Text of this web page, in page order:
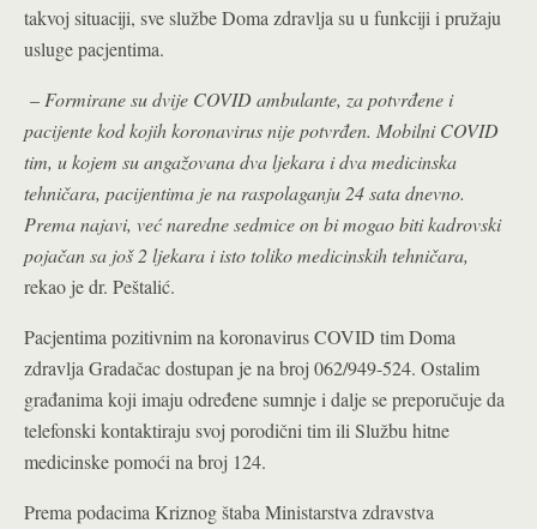
takvoj situaciji, sve službe Doma zdravlja su u funkciji i pružaju
usluge pacjentima.
– Formirane su dvije COVID ambulante, za potvrđene i
pacijente kod kojih koronavirus nije potvrđen. Mobilni COVID
tim, u kojem su angažovana dva ljekara i dva medicinska
tehničara, pacijentima je na raspolaganju 24 sata dnevno.
Prema najavi, već naredne sedmice on bi mogao biti kadrovski
pojačan sa još 2 ljekara i isto toliko medicinskih tehničara,
rekao je dr. Peštalić.
Pacjentima pozitivnim na koronavirus COVID tim Doma
zdravlja Gradačac dostupan je na broj 062/949-524. Ostalim
građanima koji imaju određene sumnje i dalje se preporučuje da
telefonski kontaktiraju svoj porodični tim ili Službu hitne
medicinske pomoći na broj 124.
Prema podacima Kriznog štaba Ministarstva zdravstva